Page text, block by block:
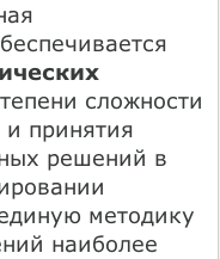
сложности
принятия
решений в
методику
наиболее